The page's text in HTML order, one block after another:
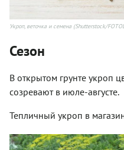
Укроп, веточка и семена (Shutterstock/
Сезон
В открытом грунте укроп
созревают в июле-августе.
Тепличный укроп в